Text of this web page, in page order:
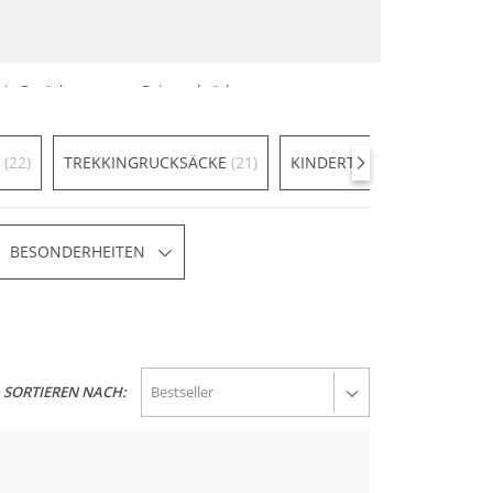
Gepäck
Reiserucksäcke
(22) TREKKINGRUCKSÄCKE (21) KINDERTRAGEN
BESONDERHEITEN
SORTIEREN NACH: